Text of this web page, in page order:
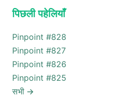
पिछली पहेलियाँ
Pinpoint #828
Pinpoint #827
Pinpoint #826
Pinpoint #825
सभी →